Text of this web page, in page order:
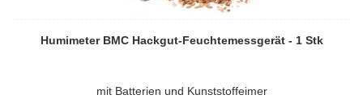
Humimeter BMC Hackgut-Feuchtemessgerät - 1 Stk
mit Batterien und Kunststoffeimer